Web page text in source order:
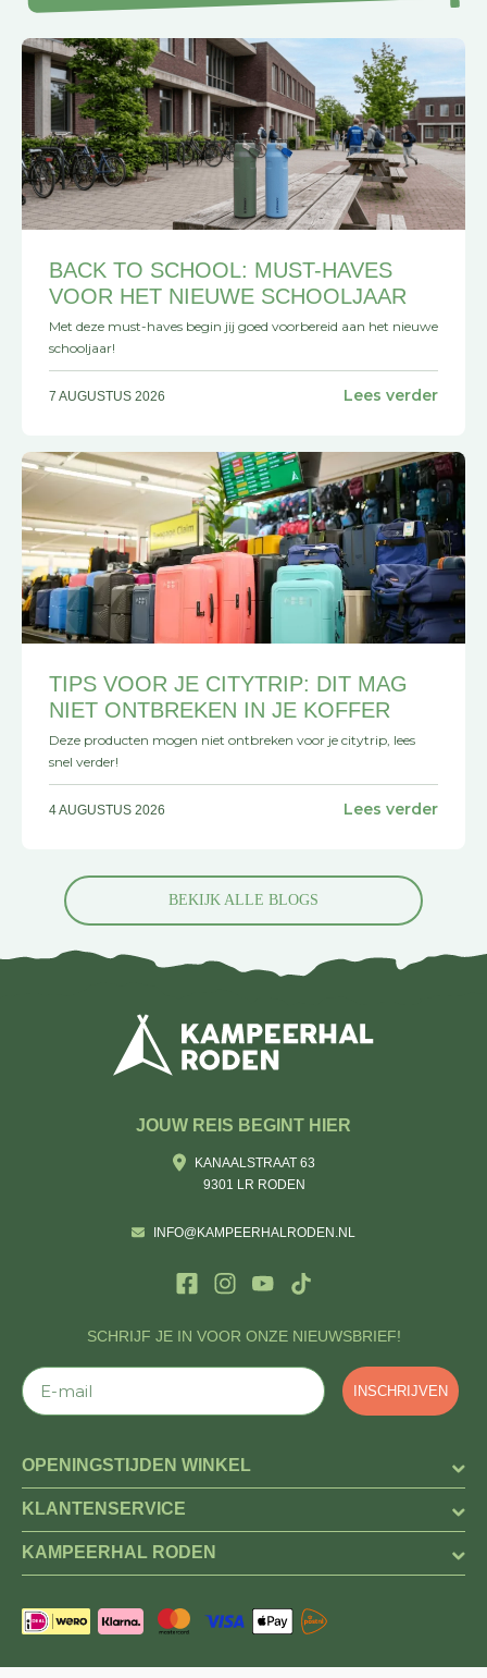
BEKIJK ALLE BLOGS
BACK TO SCHOOL: MUST-HAVES
VOOR HET NIEUWE SCHOOLJAAR
Met deze must-haves begin jij goed voorbereid aan het nieuwe
schooljaar!
7 AUGUSTUS 2026 Lees verder
TIPS VOOR JE CITYTRIP: DIT MAG
NIET ONTBREKEN IN JE KOFFER
Deze producten mogen niet ontbreken voor je citytrip, lees
snel verder!
4 AUGUSTUS 2026 Lees verder
SCHRIJF JE IN VOOR ONZE NIEUWSBRIEF!
E-mail
INSCHRIJVEN
JOUW REIS BEGINT HIER
KANAALSTRAAT 63
9301 LR RODEN
INFO@KAMPEERHALRODEN.NL
OPENINGSTIJDEN WINKEL
KLANTENSERVICE
KAMPEERHAL RODEN